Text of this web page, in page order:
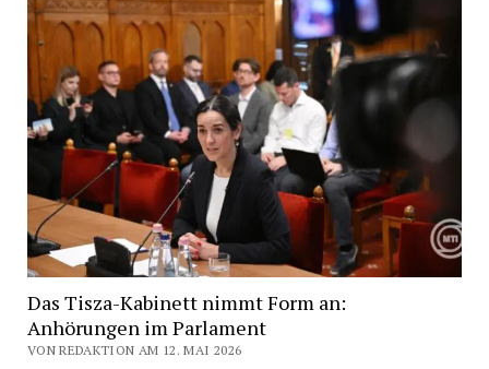
Das Tisza-Kabinett nimmt Form an:
Anhörungen im Parlament
VON REDAKTION AM 12. MAI 2026